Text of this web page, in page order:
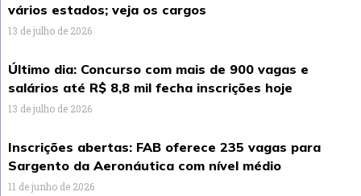
vários estados; veja os cargos
13 de julho de 2026
Último dia: Concurso com mais de 900 vagas e
salários até R$ 8,8 mil fecha inscrições hoje
13 de julho de 2026
Inscrições abertas: FAB oferece 235 vagas para
Sargento da Aeronáutica com nível médio
11 de junho de 2026